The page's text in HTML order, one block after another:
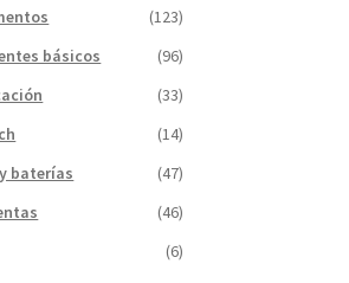
(123)
básicos
(96)
(33)
(14)
baterías
(47)
(46)
(6)